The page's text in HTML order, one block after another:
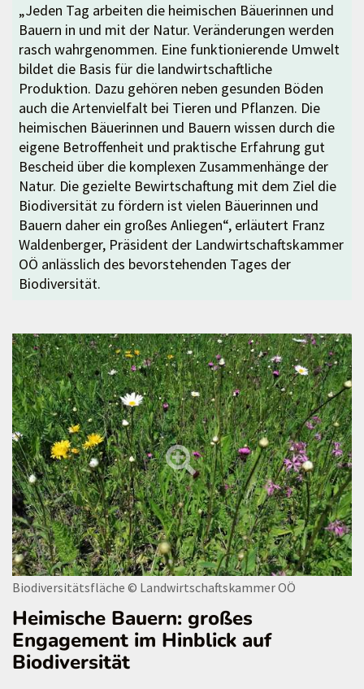
„Jeden Tag arbeiten die heimischen Bäuerinnen und
Bauern in und mit der Natur. Veränderungen werden
rasch wahrgenommen. Eine funktionierende Umwelt
bildet die Basis für die landwirtschaftliche
Produktion. Dazu gehören neben gesunden Böden
auch die Artenvielfalt bei Tieren und Pflanzen. Die
heimischen Bäuerinnen und Bauern wissen durch die
eigene Betroffenheit und praktische Erfahrung gut
Bescheid über die komplexen Zusammenhänge der
Natur. Die gezielte Bewirtschaftung mit dem Ziel die
Biodiversität zu fördern ist vielen Bäuerinnen und
Bauern daher ein großes Anliegen“, erläutert Franz
Waldenberger, Präsident der Landwirtschaftskammer
OÖ anlässlich des bevorstehenden Tages der
Biodiversität.
Biodiversitätsfläche © Landwirtschaftskammer OÖ
Heimische Bauern: großes
Engagement im Hinblick auf
Biodiversität